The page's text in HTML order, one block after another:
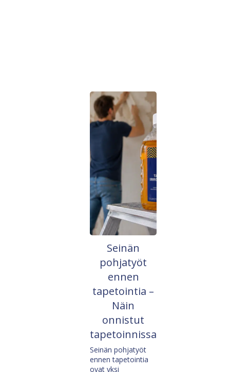
Seinän
pohjatyöt
ennen
tapetointia –
Näin
onnistut
tapetoinnissa
Seinän pohjatyöt
ennen tapetointia
ovat yksi